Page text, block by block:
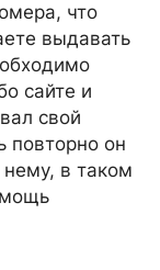
что
выдавать
сайте и
свой
повторно он
нему, в таком